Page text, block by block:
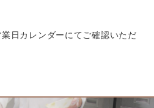
日カレンダーにてご確認いただ